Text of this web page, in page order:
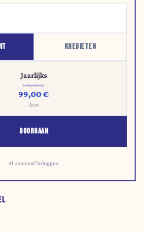
KREDIETEN
Jaarlijks
120,00 €
99,00 €
/jaar
DOORGAAN
Al abonnee?Inloggen